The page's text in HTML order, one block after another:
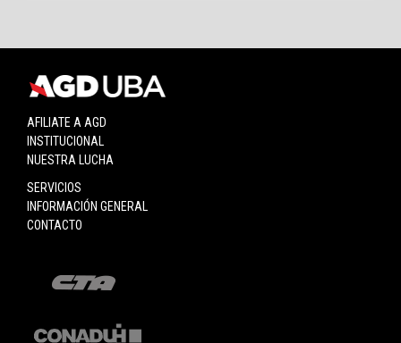
AFILIATE A AGD
INSTITUCIONAL
NUESTRA LUCHA
SERVICIOS
INFORMACIÓN GENERAL
CONTACTO